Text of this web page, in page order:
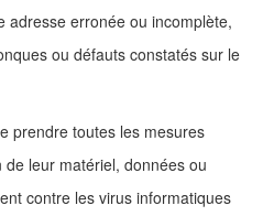
adresse erronée ou incomplète,
ou défauts constatés sur le
prendre toutes les mesures
leur matériel, données ou
contre les virus informatiques